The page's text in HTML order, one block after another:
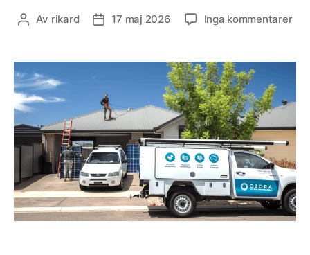
Inläggsförfattare
Av rikard Inläggsdatum
17 maj 2026 Inga kommentarertill
och